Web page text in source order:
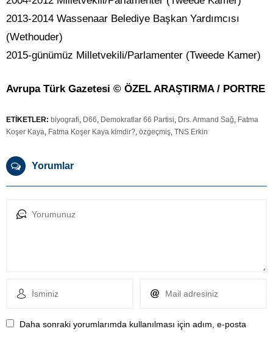
2013-2014 Wassenaar Belediye Başkan Yardımcısı
(Wethouder)
2015-günümüz Milletvekili/Parlamenter (Tweede Kamer)
Avrupa Türk Gazetesi © ÖZEL ARAŞTIRMA / PORTRE
ETİKETLER: biyografi, D66, Demokratlar 66 Partisi, Drs. Armand Sağ, Fatma
Koşer Kaya, Fatma Koşer Kaya kimdir?, özgeçmiş, TNS Erkin
Yorumlar
Daha sonraki yorumlarımda kullanılması için adım, e-posta